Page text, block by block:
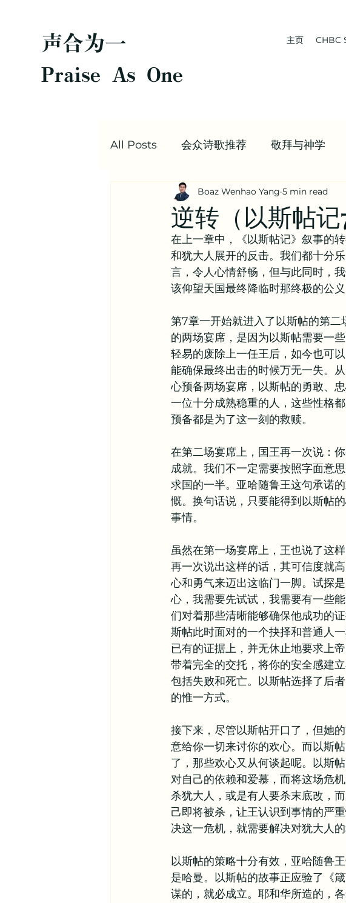
声合为一
Praise As One
主页 CHBC
All Posts 会众诗歌推荐 敬拜与神学
圣经每日灵修 Boaz | 教会 | 学习牧养
值得阅读的文章合集 | 信仰资源 九标志
其他信仰资源 异象谷 教牧问答
逆转（以斯帖记
Boaz Wenhao Yang 5 min read
在上一章中，《以斯帖记》叙事的
和犹大人展开的反击。我们都十分
言，令人心情舒畅，但与此同时，
该仰望天国最终降临时那终极的公义
第7章一开始就进入了以斯帖的第
的两场宴席，是因为以斯帖需要一
轻易的废除上一任王后，如今也可
能确保最终出击的时候万无一失。
心预备两场宴席，以斯帖的勇敢、
一位十分成熟稳重的人，这些性格
预备都是为了这一刻的救赎。
在第二场宴席上，国王再一次说：
成就。我们不一定需要按照字面意
求国的一半。亚哈随鲁王这句承诺
慨。换句话说，只要能得到以斯帖
事情。
虽然在第一场宴席上，王也说了这
再一次说出这样的话，其可信度就
心和勇气来迈出这临门一脚。试探
心，我需要先试试，我需要有一些
们对着那些清晰能够确保他成功的
斯帖此时面对的一个抉择和普通人
已有的证据上，并无休止地要求上
带着完全的交托，将你的安全感建
包括失败和死亡。以斯帖选择了后
的惟一方式。
接下来，尽管以斯帖开口了，但她
意给你一切来讨你的欢心。而以斯
了，那些欢心又从何谈起呢。以斯
对自己的依赖和爱慕，而将这场危
杀犹大人，或是有人要杀末底改，
己即将被杀，让王认识到事情的严
决这一危机，就需要解决对犹大人的
以斯帖的策略十分有效，亚哈随鲁
是哈曼。以斯帖的故事正应验了《
谋的，就必成立。耶和华所造的，